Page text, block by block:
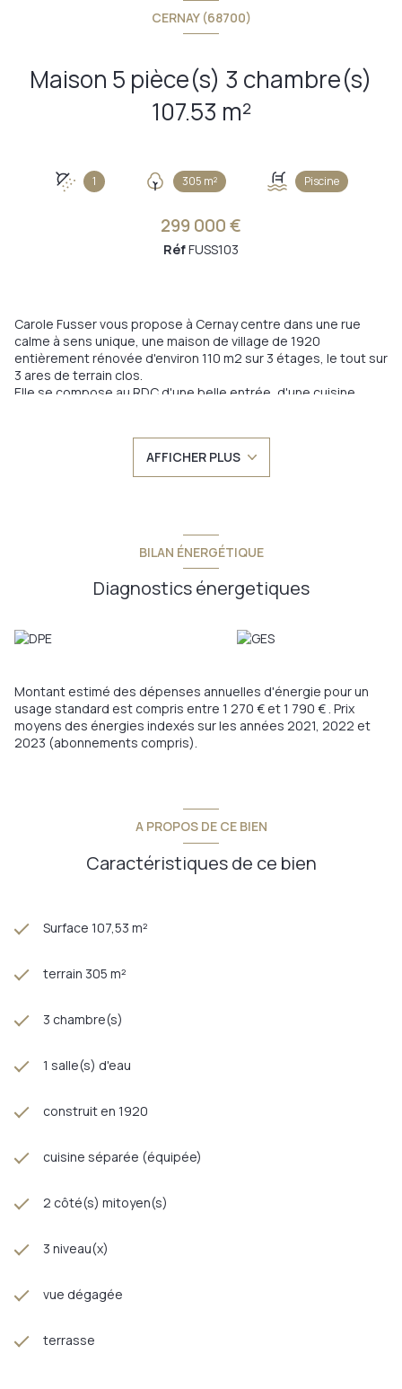
CERNAY (68700)
Maison 5 pièce(s) 3 chambre(s)
107.53 m²
1 305 m² Piscine
299 000 €
RéfFUSS103
Carole Fusser vous propose à Cernay centre dans une rue
calme à sens unique, une maison de village de 1920
entièrement rénovée d'environ 110 m2 sur 3 étages, le tout sur
3 ares de terrain clos.
Elle se compose au RDC d'une belle entrée, d'une cuisine
entièrement paysagé, d'une salle d'eau avec douche à
l'italienne, vasque, WC et placards équipés.
Au 1er étage deux chambres et un WC et au 2ème étage deux
dépendances et une piscine enterrée.
rangements sur mesures, chaudière gaz de ville à basse
température avec production directe d'eau chaude,
neuve, piscine traditionnelle au chlore, extèrieur paysagé avec
piscine plein sud, dépendances, cuisine d'été. Taxe foncière
Cette maison a été entièrement rénovée avec goût. De
nombreuses autres prestations à découvrir sur place. Un
grand parking gratuit est à disposition égalemment à
quelques pas de la maison.
Pour de plus amples informations merci de me contacter au
www.georisques.gouv.fr
Annonce proposée par un agent commercial
AFFICHER PLUS
BILAN ÉNERGÉTIQUE
Diagnostics énergetiques
Montant estimé des dépenses annuelles d'énergie pour un
usage standard est compris entre 1 270 € et 1 790 € . Prix
moyens des énergies indexés sur les années 2021, 2022 et
2023 (abonnements compris).
A PROPOS DE CE BIEN
Caractéristiques de ce bien
Surface 107,53 m²
terrain 305 m²
3 chambre(s)
1 salle(s) d'eau
construit en 1920
cuisine séparée (équipée)
2 côté(s) mitoyen(s)
3 niveau(x)
vue dégagée
terrasse